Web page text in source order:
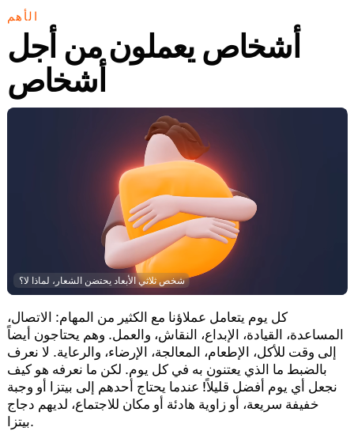
الأهم
أشخاص يعملون من أجل
أشخاص
شخص ثلاثي الأبعاد يحتضن الشعار، لماذا لا؟
كل يوم يتعامل عملاؤنا مع الكثير من المهام: الاتصال،
المساعدة، القيادة، الإبداع، النقاش، والعمل. وهم يحتاجون أيضاً
إلى وقت للأكل، الإطعام، المعالجة، الإرضاء، والرعاية. لا نعرف
بالضبط ما الذي يعتنون به في كل يوم. لكن ما نعرفه هو كيف
نجعل أي يوم أفضل قليلاً! عندما يحتاج أحدهم إلى بيتزا أو وجبة
خفيفة سريعة، أو زاوية هادئة أو مكان للاجتماع، لديهم دجاج
بيتزا.